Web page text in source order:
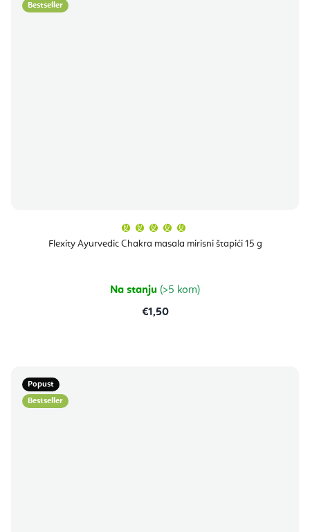
Bestseller
Flexity Ayurvedic Chakra masala mirisni štapići 15 g
proizvoda
je
zvjezdica.
Na stanju (>5 kom)
€1,50
Popust
Bestseller